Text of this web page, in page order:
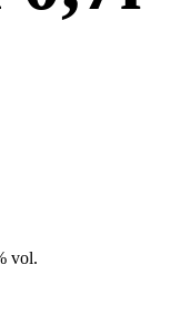
vol.